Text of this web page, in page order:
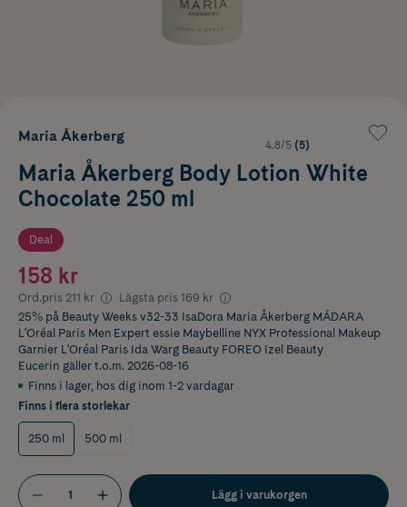
Maria Åkerberg
4.8/5 (5)
Maria Åkerberg Body Lotion White
Chocolate 250 ml
Deal
158 kr
Ord.pris 211 kr Lägsta pris 169 kr
25% på Beauty Weeks v32-33 IsaDora Maria Åkerberg MÁDARA
L'Oréal Paris Men Expert essie Maybelline NYX Professional Makeup
Garnier L'Oréal Paris Ida Warg Beauty FOREO Izel Beauty
Eucerin gäller t.o.m. 2026-08-16
Finns i lager, hos dig inom 1-2 vardagar
Finns i flera storlekar
250 ml 500 ml
Lägg i varukorgen